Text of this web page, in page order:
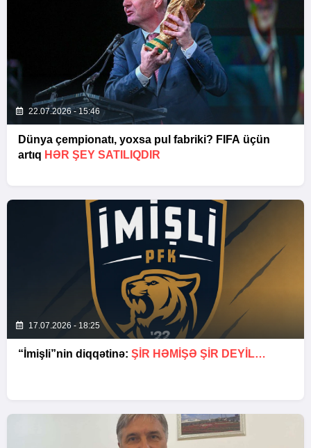
22.07.2026 - 15:46
Dünya çempionatı, yoxsa pul fabriki? FIFA üçün
artıq HƏR ŞEY SATILIQDIR
17.07.2026 - 18:25
“İmişli”nin diqqətinə: ŞIR HƏMIŞƏ ŞIR DEYIL…